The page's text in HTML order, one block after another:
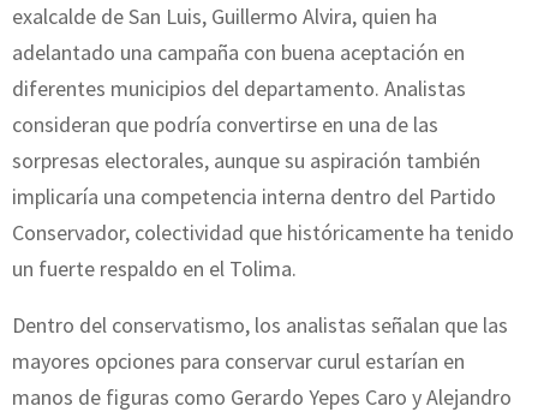
exalcalde de San Luis, Guillermo Alvira, quien ha
adelantado una campaña con buena aceptación en
diferentes municipios del departamento. Analistas
consideran que podría convertirse en una de las
sorpresas electorales, aunque su aspiración también
implicaría una competencia interna dentro del Partido
Conservador, colectividad que históricamente ha tenido
un fuerte respaldo en el Tolima.
Dentro del conservatismo, los analistas señalan que las
mayores opciones para conservar curul estarían en
manos de figuras como Gerardo Yepes Caro y Alejandro